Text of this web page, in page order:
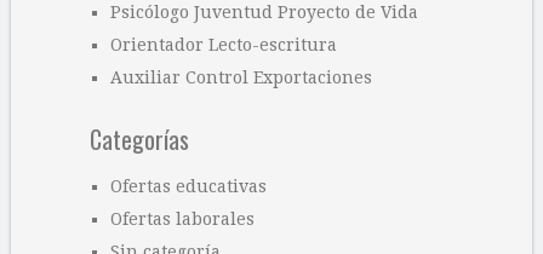
Psicólogo Juventud Proyecto de Vida
Orientador Lecto-escritura
Auxiliar Control Exportaciones
Categorías
Ofertas educativas
Ofertas laborales